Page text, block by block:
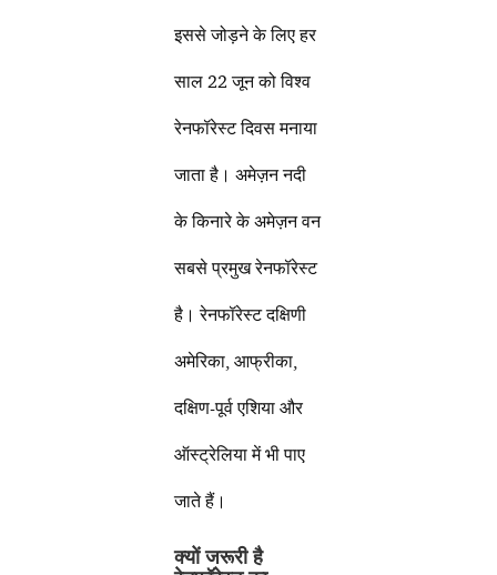
इससे जोड़ने के लिए हर
साल 22 जून को विश्व
रेनफॉरेस्ट दिवस मनाया
जाता है। अमेज़न नदी
के किनारे के अमेज़न वन
सबसे प्रमुख रेनफॉरेस्ट
है। रेनफॉरेस्ट दक्षिणी
अमेरिका, आफ्रीका,
दक्षिण-पूर्व एशिया और
ऑस्ट्रेलिया में भी पाए
जाते हैं।
क्यों जरूरी है